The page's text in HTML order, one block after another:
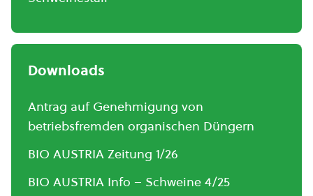
Downloads
Antrag auf Genehmigung von
betriebsfremden organischen Düngern
BIO AUSTRIA Zeitung 1/26
BIO AUSTRIA Info – Schweine 4/25